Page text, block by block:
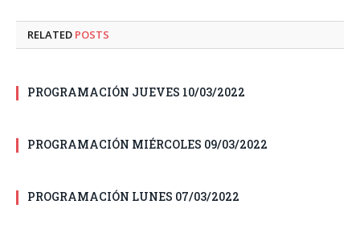
RELATED POSTS
PROGRAMACIÓN JUEVES 10/03/2022
PROGRAMACIÓN MIÉRCOLES 09/03/2022
PROGRAMACIÓN LUNES 07/03/2022